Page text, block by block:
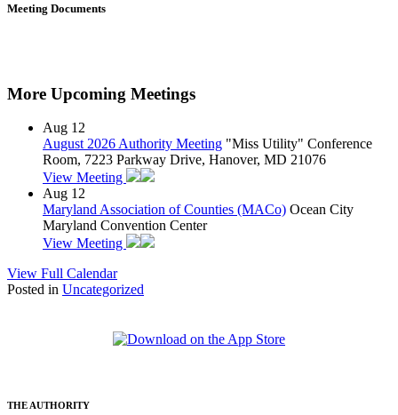
Meeting Documents
More Upcoming Meetings
Aug 12
August 2026 Authority Meeting "Miss Utility" Conference
Room, 7223 Parkway Drive, Hanover, MD 21076
View Meeting
Aug 12
Maryland Association of Counties (MACo) Ocean City
Maryland Convention Center
View Meeting
View Full Calendar
Posted in Uncategorized
THE AUTHORITY